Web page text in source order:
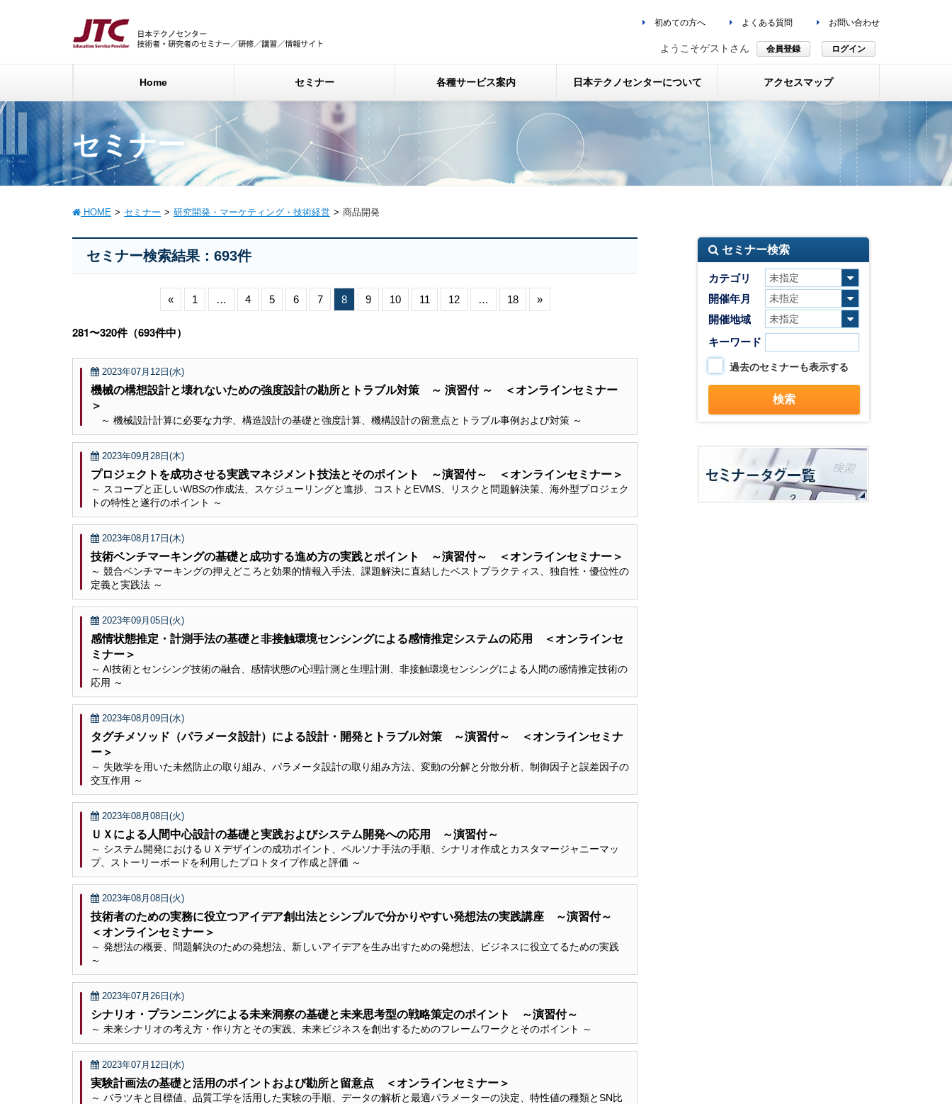
初めての方へ よくある質問 お問い合わせ
ようこそゲストさん 会員登録 ログイン
Home セミナー 各種サービス案内 日本テクノセンターについて アクセスマップ
セミナー
HOME セミナー 研究開発・マーケティング・技術経営 商品開発
セミナー検索結果：693件
« 1 … 4 5 6 7 8 9 10 11 12 … 18 »
281〜320件（693件中）
2023年07月12日(水)
機械の構想設計と壊れないための強度設計の勘所とトラブル対策 ～ 演習付 ～ ＜オンラインセミナー
＞
～ 機械設計計算に必要な力学、構造設計の基礎と強度計算、機構設計の留意点とトラブル事例および対策 ～
2023年09月28日(木)
プロジェクトを成功させる実践マネジメント技法とそのポイント ～演習付～ ＜オンラインセミナー＞
～ スコープと正しいWBSの作成法、スケジューリングと進捗、コストとEVMS、リスクと問題解決策、海外型プロジェク
トの特性と遂行のポイント ～
2023年08月17日(木)
技術ベンチマーキングの基礎と成功する進め方の実践とポイント ～演習付～ ＜オンラインセミナー＞
～ 競合ベンチマーキングの押えどころと効果的情報入手法、課題解決に直結したベストプラクティス、独自性・優位性の
定義と実践法 ～
2023年09月05日(火)
感情状態推定・計測手法の基礎と非接触環境センシングによる感情推定システムの応用 ＜オンラインセ
ミナー＞
～ AI技術とセンシング技術の融合、感情状態の心理計測と生理計測、非接触環境センシングによる人間の感情推定技術の
応用 ～
2023年08月09日(水)
タグチメソッド（パラメータ設計）による設計・開発とトラブル対策 ～演習付～ ＜オンラインセミナ
ー＞
～ 失敗学を用いた未然防止の取り組み、パラメータ設計の取り組み方法、変動の分解と分散分析、制御因子と誤差因子の
交互作用 ～
2023年08月08日(火)
ＵＸによる人間中心設計の基礎と実践およびシステム開発への応用 ～演習付～
～ システム開発におけるＵＸデザインの成功ポイント、ペルソナ手法の手順、シナリオ作成とカスタマージャニーマッ
プ、ストーリーボードを利用したプロトタイプ作成と評価 ～
2023年08月08日(火)
技術者のための実務に役立つアイデア創出法とシンプルで分かりやすい発想法の実践講座 ～演習付～
＜オンラインセミナー＞
～ 発想法の概要、問題解決のための発想法、新しいアイデアを生み出すための発想法、ビジネスに役立てるための実践
～
2023年07月26日(水)
シナリオ・プランニングによる未来洞察の基礎と未来思考型の戦略策定のポイント ～演習付～
～ 未来シナリオの考え方・作り方とその実践、未来ビジネスを創出するためのフレームワークとそのポイント ～
2023年07月12日(水)
実験計画法の基礎と活用のポイントおよび勘所と留意点 ＜オンラインセミナー＞
～ バラツキと目標値、品質工学を活用した実験の手順、データの解析と最適パラメーターの決定、特性値の種類とSN比
セミナー検索
カテゴリ
開催年月
開催地域
キーワード
過去のセミナーも表示する